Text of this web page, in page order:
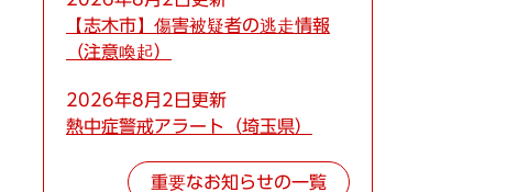
【志木市】傷害被疑者の逃走情報
（注意喚起）
2026年8月2日更新
熱中症警戒アラート（埼玉県）
重要なお知らせの一覧